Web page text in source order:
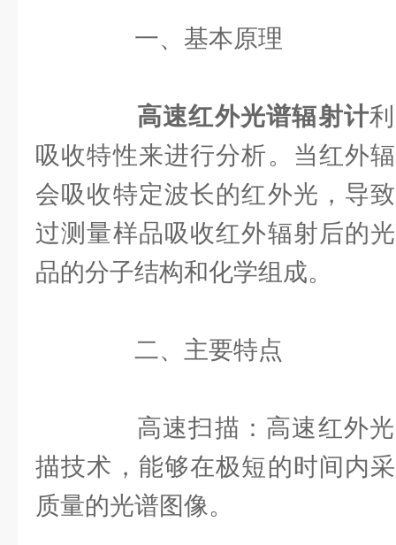
一、基本原理
高速红外光谱辐射计
吸收特性来进行分析。当红外
会吸收特定波长的红外光，导
过测量样品吸收红外辐射后的
品的分子结构和化学组成。
二、主要特点
高速扫描：高速红外光
描技术，能够在极短的时间内
质量的光谱图像。